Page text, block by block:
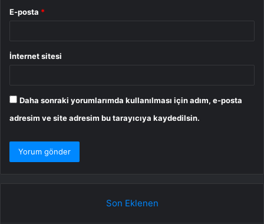
E-posta *
İnternet sitesi
Daha sonraki yorumlarımda kullanılması için adım, e-posta
adresim ve site adresim bu tarayıcıya kaydedilsin.
Son Eklenen